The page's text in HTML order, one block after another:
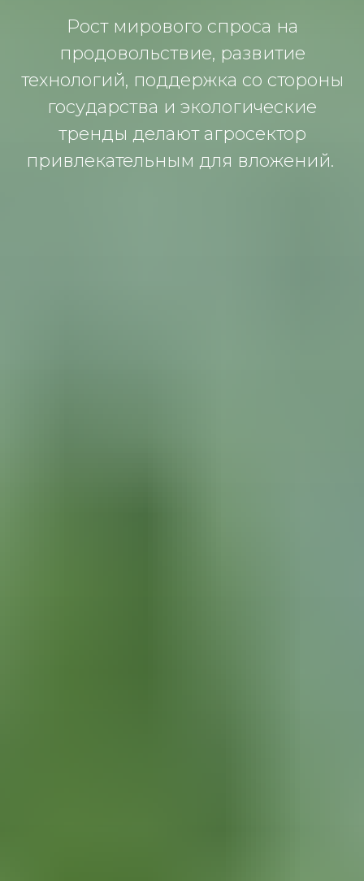
Рост мирового спроса на
продовольствие, развитие
технологий, поддержка со стороны
государства и экологические
тренды делают агросектор
привлекательным для вложений.